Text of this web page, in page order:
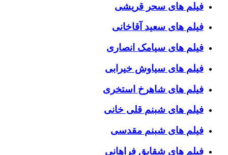
فیلم های سحر قریشی
فیلم های سعید آقاخانی
فیلم های سیامک انصاری
فیلم های سیاوش خیرابی
فیلم های شاهرخ استخری
فیلم های شبنم قلی خانی
فیلم های شبنم مقدسی
فیلم های شقایق فراهانی